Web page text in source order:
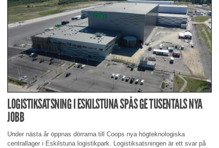
LOGISTIKSATSNING I ESKILSTUNA SPÅS GE TUSENTALS NYA
JOBB
Under nästa år öppnas dörrarna till Coops nya högteknologiska
centrallager i Eskilstuna logistikpark. Logistiksatsningen är ett svar på